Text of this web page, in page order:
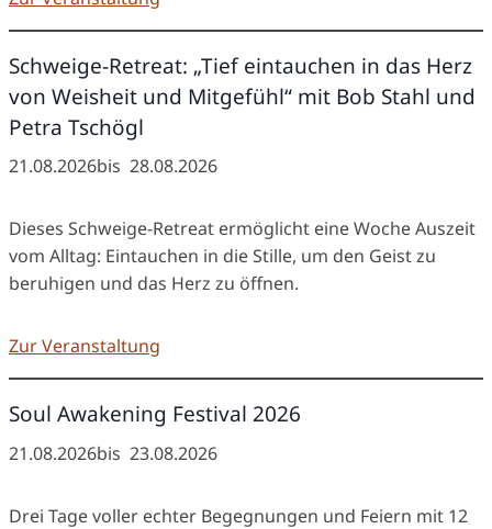
Schweige-Retreat: „Tief eintauchen in das Herz
von Weisheit und Mitgefühl“ mit Bob Stahl und
Petra Tschögl
21.08.2026bis 28.08.2026
Dieses Schweige-Retreat ermöglicht eine Woche Auszeit
vom Alltag: Eintauchen in die Stille, um den Geist zu
beruhigen und das Herz zu öffnen.
Zur Veranstaltung
Soul Awakening Festival 2026
21.08.2026bis 23.08.2026
Drei Tage voller echter Begegnungen und Feiern mit 12